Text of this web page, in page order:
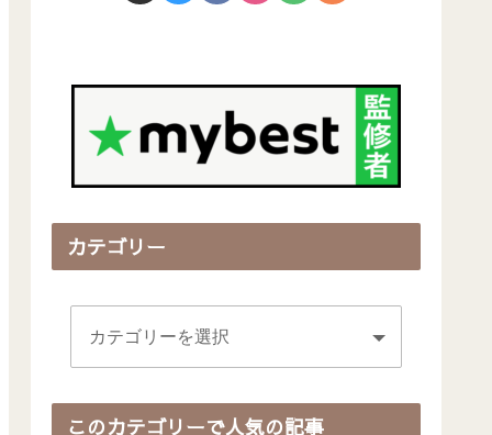
カテゴリー
このカテゴリーで人気の記事